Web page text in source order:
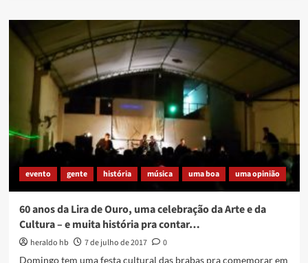
Livro
Soberania
e
Guerra,
de
Marcus
Vinicius
Carvalho
[
download
evento gente história música uma boa uma opinião
60 anos da Lira de Ouro, uma celebração da Arte e da
Cultura – e muita história pra contar…
heraldo hb 7 de julho de 2017
0
Domingo tem uma festa cultural das brabas pra comemorar em